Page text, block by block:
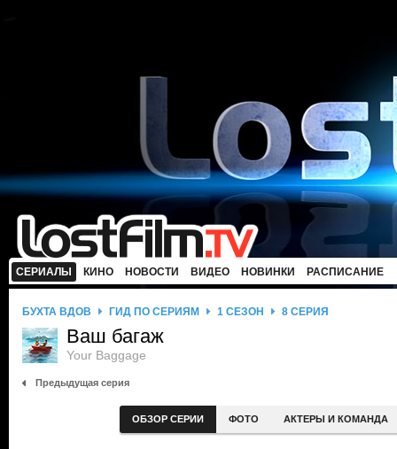
СЕРИАЛЫ КИНО НОВОСТИ ВИДЕО НОВИНКИ РАСПИСАНИЕ
БУХТА ВДОВ ГИД ПО СЕРИЯМ 1 СЕЗОН 8 СЕРИЯ
Ваш багаж
Your Baggage
Предыдущая серия
ОБЗОР СЕРИИ ФОТО АКТЕРЫ И КОМАНДА